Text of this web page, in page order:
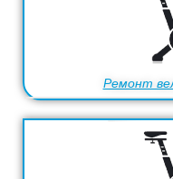
Ремонт